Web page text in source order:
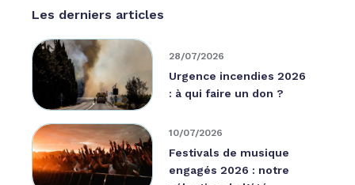
Les derniers articles
28/07/2026
Urgence incendies 2026
: à qui faire un don ?
10/07/2026
Festivals de musique
engagés 2026 : notre